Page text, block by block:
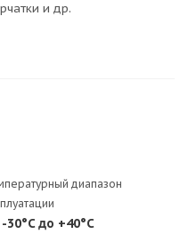
и др.
диапазон
30°C до +40°C